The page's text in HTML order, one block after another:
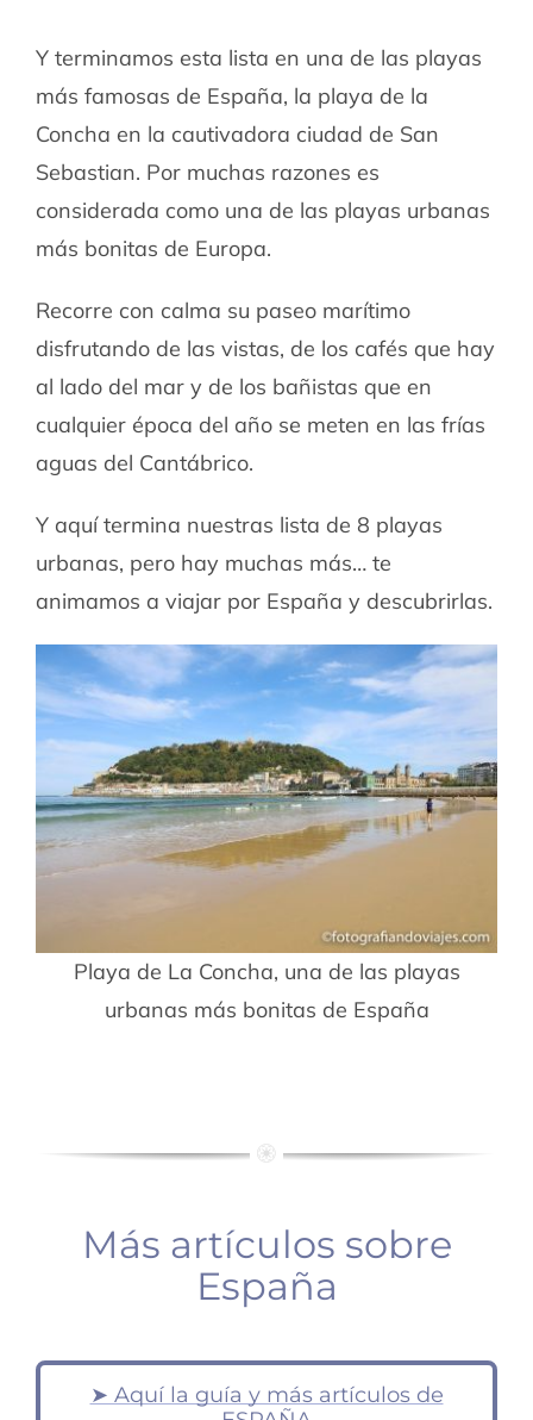
Y terminamos esta lista en una de las playas
más famosas de España, la playa de la
Concha en la cautivadora ciudad de San
Sebastian. Por muchas razones es
considerada como una de las playas urbanas
más bonitas de Europa.
Recorre con calma su paseo marítimo
disfrutando de las vistas, de los cafés que hay
al lado del mar y de los bañistas que en
cualquier época del año se meten en las frías
aguas del Cantábrico.
Y aquí termina nuestras lista de 8 playas
urbanas, pero hay muchas más… te
animamos a viajar por España y descubrirlas.
Playa de La Concha, una de las playas
urbanas más bonitas de España
Más artículos sobre
España
➤ Aquí la guía y más artículos de
Mapa
Ruta